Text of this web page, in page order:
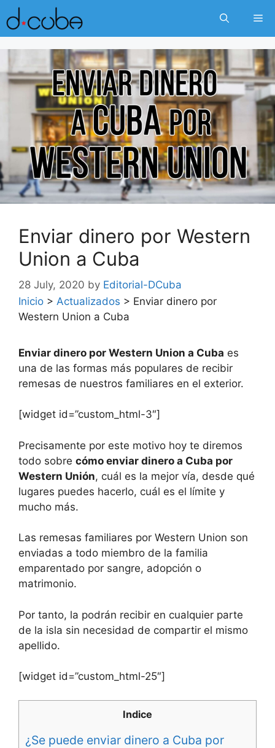
Skip
to
content
Enviar dinero por Western
Union a Cuba
28 July, 2020 by Editorial-DCuba
Inicio > Actualizados > Enviar dinero por
Western Union a Cuba
Enviar dinero por Western Union a Cuba es
una de las formas más populares de recibir
remesas de nuestros familiares en el exterior.
[widget id=”custom_html-3″]
Precisamente por este motivo hoy te diremos
todo sobre cómo enviar dinero a Cuba por
Western Unión, cuál es la mejor vía, desde qué
lugares puedes hacerlo, cuál es el límite y
mucho más.
Las remesas familiares por Western Union son
enviadas a todo miembro de la familia
emparentado por sangre, adopción o
matrimonio.
Por tanto, la podrán recibir en cualquier parte
de la isla sin necesidad de compartir el mismo
apellido.
[widget id=”custom_html-25″]
Indice
¿Se puede enviar dinero a Cuba por